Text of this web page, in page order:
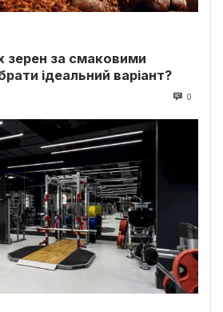
зерен за смаковими
ідеальний варіант?
0